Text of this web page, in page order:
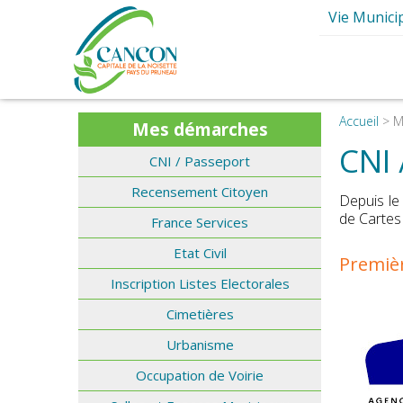
Vie
Présentation
Les Commissions
Les Maires de
Conseils
Les Services
Le Budget
Les Grands
Le journal de
Mes démarches
CNI / Passeport
Recensement Citoyen
France Services
Etat Civil
Inscription Listes Electorales
Cimetières
Urbanisme
Occupation de Voirie
Accueil >
Depuis
de